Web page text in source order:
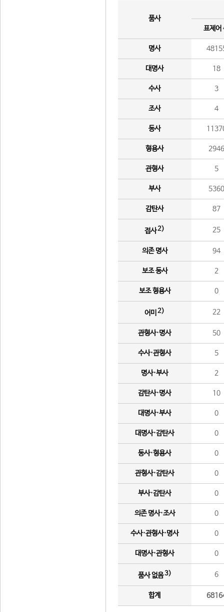
품사
표제어
명사
대명사 18
수사 3
조사 4
동사
형용사 2946
관형사 5
부사 5360
감탄사 87
접사2) 25
의존 명사 94
보조 동사 2
보조 형용사 0
어미 2) 22
관형사·명사 50
수사·관형사 5
명사·부사 2
감탄사·명사 10
대명사·부사 0
대명사·감탄사 0
동사·형용사 0
관형사·감탄사 0
부사·감탄사 0
의존 명사·조사 0
수사·관형사·명사 0
대명사·관형사 0
품사 없음3) 6
합계